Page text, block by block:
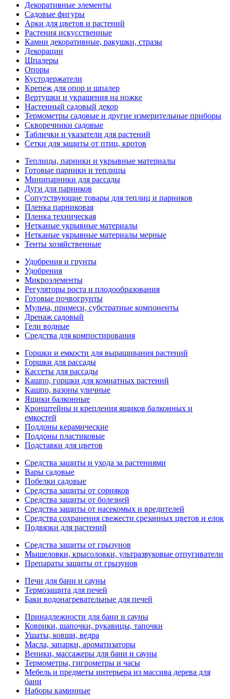
Декоративные элементы
Садовые фигуры
Арки для цветов и растений
Растения искусственные
Камни декоративные, ракушки, стразы
Декорации
Шпалеры
Опоры
Кустодержатели
Крепеж для опор и шпалер
Вертушки и украшения на ножке
Настенный садовый декор
Термометры садовые и другие измерительные приборы
Скворечники садовые
Таблички и указатели для растений
Сетки для защиты от птиц, кротов
Теплицы, парники и укрывные материалы
Готовые парники и теплицы
Минипарники для рассады
Дуги для парников
Сопутствующие товары для теплиц и парников
Пленка парниковая
Пленка техническая
Нетканые укрывные материалы
Нетканые укрывные материалы мерные
Тенты хозяйственные
Удобрения и грунты
Удобрения
Микроэлементы
Регуляторы роста и плодообразования
Готовые почвогрунты
Мульча, примеси, субстратные компоненты
Дренаж садовый
Гели водные
Средства для компостирования
Горшки и емкости для выращивания растений
Горшки для рассады
Кассеты для рассады
Кашпо, горшки для комнатных растений
Кашпо, вазоны уличные
Ящики балконные
Кронштейны и крепления ящиков балконных и
емкостей
Поддоны керамические
Поддоны пластиковые
Подставки для цветов
Средства защиты и ухода за растениями
Вары садовые
Побелки садовые
Средства защиты от сорняков
Средства защиты от болезней
Средства защиты от насекомых и вредителей
Средства сохранения свежести срезанных цветов и елок
Подвязки для растений
Средства защиты от грызунов
Мышеловки, крысоловки, ультразвуковые отпугиватели
Препараты защиты от грызунов
Печи для бани и сауны
Термозащита для печей
Баки водонагревательные для печей
Принадлежности для бани и сауны
Коврики, шапочки, рукавицы, тапочки
Ушаты, ковши, ведра
Масла, запарки, ароматизаторы
Веники, массажеры для бани и сауны
Термометры, гигрометры и часы
Мебель и предметы интерьера из массива дерева для
бани
Наборы каминные